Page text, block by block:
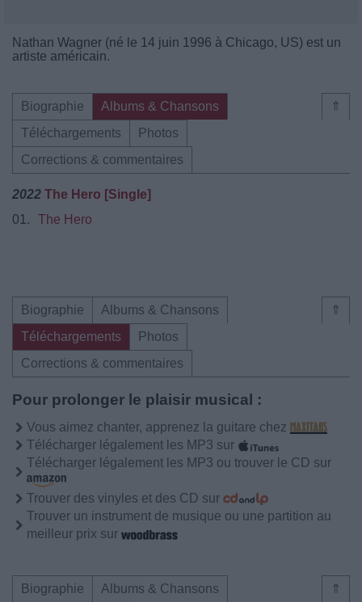
Nathan Wagner (né le 14 juin 1996 à Chicago, US) est un
artiste américain.
⇑
Biographie
Albums & Chansons
Téléchargements
Photos
Corrections & commentaires
2022 The Hero [Single]
01.
The Hero
⇑
Biographie
Albums & Chansons
Téléchargements
Photos
Corrections & commentaires
Pour prolonger le plaisir musical :
Vous aimez chanter, apprenez la guitare chez
Télécharger légalement les MP3 sur
Télécharger légalement les MP3 ou trouver le CD sur
Trouver des vinyles et des CD sur
Trouver un instrument de musique ou une partition au
meilleur prix sur
⇑
Biographie
Albums & Chansons